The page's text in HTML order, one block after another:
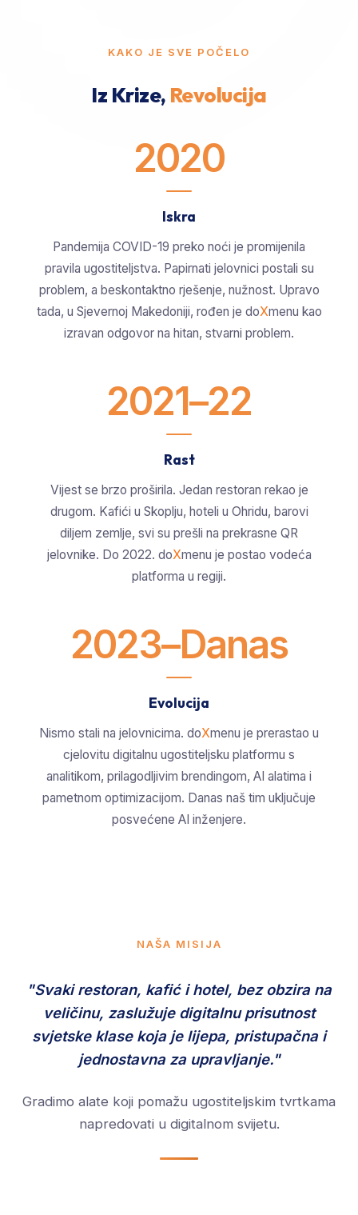
KAKO JE SVE POČELO
Iz Krize, Revolucija
2020
Iskra
Pandemija COVID-19 preko noći je promijenila
pravila ugostiteljstva. Papirnati jelovnici postali su
problem, a beskontaktno rješenje, nužnost. Upravo
tada, u Sjevernoj Makedoniji, rođen je doXmenu kao
izravan odgovor na hitan, stvarni problem.
2021–22
Rast
Vijest se brzo proširila. Jedan restoran rekao je
drugom. Kafići u Skoplju, hoteli u Ohridu, barovi
diljem zemlje, svi su prešli na prekrasne QR
jelovnike. Do 2022. doXmenu je postao vodeća
platforma u regiji.
2023–Danas
Evolucija
Nismo stali na jelovnicima. doXmenu je prerastao u
cjelovitu digitalnu ugostiteljsku platformu s
analitikom, prilagodljivim brendingom, AI alatima i
pametnom optimizacijom. Danas naš tim uključuje
posvećene AI inženjere.
NAŠA MISIJA
"Svaki restoran, kafić i hotel, bez obzira na
veličinu, zaslužuje digitalnu prisutnost
svjetske klase koja je lijepa, pristupačna i
jednostavna za upravljanje."
Gradimo alate koji pomažu ugostiteljskim tvrtkama
napredovati u digitalnom svijetu.